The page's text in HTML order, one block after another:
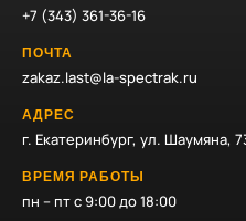
+7 (343) 361-36-16
ПОЧТА
zakaz.last@la-spectrak.ru
АДРЕС
г. Екатеринбург, ул. Шаумяна,
ВРЕМЯ РАБОТЫ
пн – пт с 9:00 до 18:00